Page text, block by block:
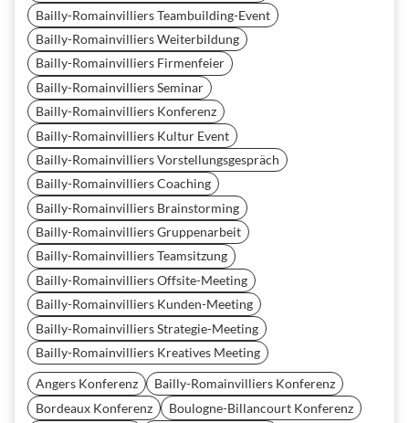
Bailly-Romainvilliers Teambuilding-Event
Bailly-Romainvilliers Weiterbildung
Bailly-Romainvilliers Firmenfeier
Bailly-Romainvilliers Seminar
Bailly-Romainvilliers Konferenz
Bailly-Romainvilliers Kultur Event
Bailly-Romainvilliers Vorstellungsgespräch
Bailly-Romainvilliers Coaching
Bailly-Romainvilliers Brainstorming
Bailly-Romainvilliers Gruppenarbeit
Bailly-Romainvilliers Teamsitzung
Bailly-Romainvilliers Offsite-Meeting
Bailly-Romainvilliers Kunden-Meeting
Bailly-Romainvilliers Strategie-Meeting
Bailly-Romainvilliers Kreatives Meeting
Angers Konferenz
Bailly-Romainvilliers Konferenz
Bordeaux Konferenz
Boulogne-Billancourt Konferenz